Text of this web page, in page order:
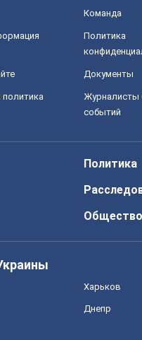
Команда
Политика
Документы
политика
Журналисты
событий
Политика
Общество
Харьков
Днепр